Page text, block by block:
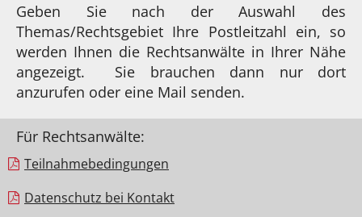
Geben Sie nach der Auswahl des
Themas/Rechtsgebiet Ihre Postleitzahl ein, so
werden Ihnen die Rechtsanwälte in Ihrer Nähe
angezeigt. Sie brauchen dann nur dort
anzurufen oder eine Mail senden.
Für Rechtsanwälte:
Teilnahme­bedingungen
Datenschutz bei Kontakt